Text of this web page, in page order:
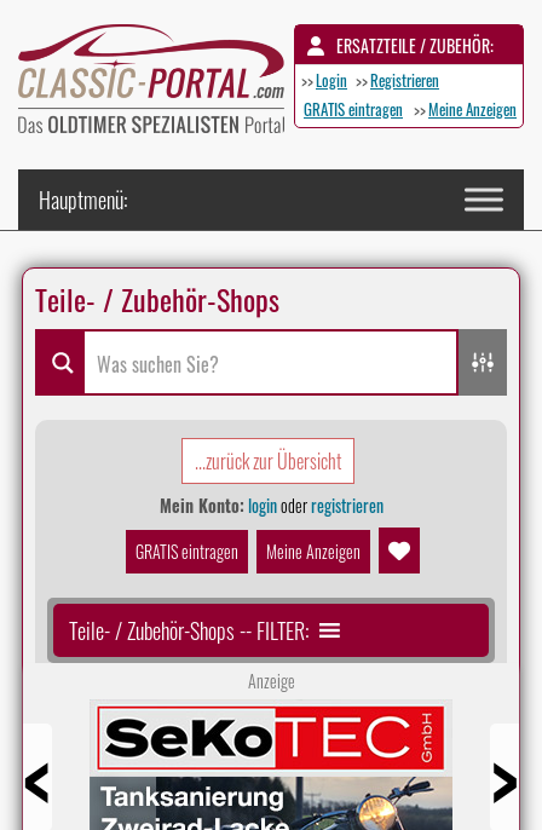
ERSATZTEILE / ZUBEHÖR:
>>Login >>Registrieren
GRATIS eintragen >>Meine Anzeigen
Teile- / Zubehör-Shops
...zurück zur Übersicht
Mein Konto:loginoderregistrieren
GRATIS eintragen
Meine Anzeigen
Teile- / Zubehör-Shops -- FILTER:
Anzeige